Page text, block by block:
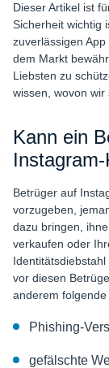
Dieser Artikel ist
Sicherheit wichtig
zuverlässigen
dem Markt
Liebsten zu
wissen, wovon wir
Kann ein
Betrüger auf
vorzugeben,
dazu bringen,
verkaufen oder
vor diesen
anderem
Phishing-
gefälschte
zu schützen?
FAQ